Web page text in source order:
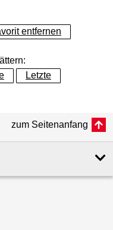
entfernen
Letzte
zum Seitenanfang